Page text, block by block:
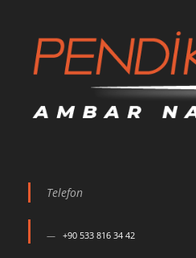
Telefon
+90 533 816 34 42